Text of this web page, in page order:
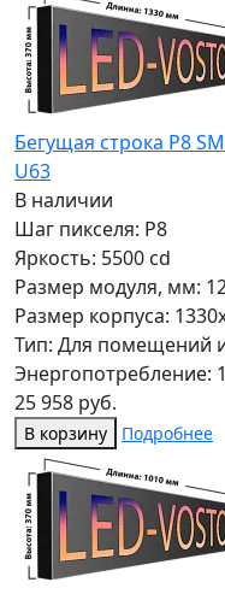
Бегущая строка Р8
U63
В наличии
Шаг пикселя: P8
Яркость: 5500 cd
Размер модуля, мм:
Размер корпуса:
Тип: Для помещений
Энергопотребление:
25 958 руб.
В корзину Подробнее